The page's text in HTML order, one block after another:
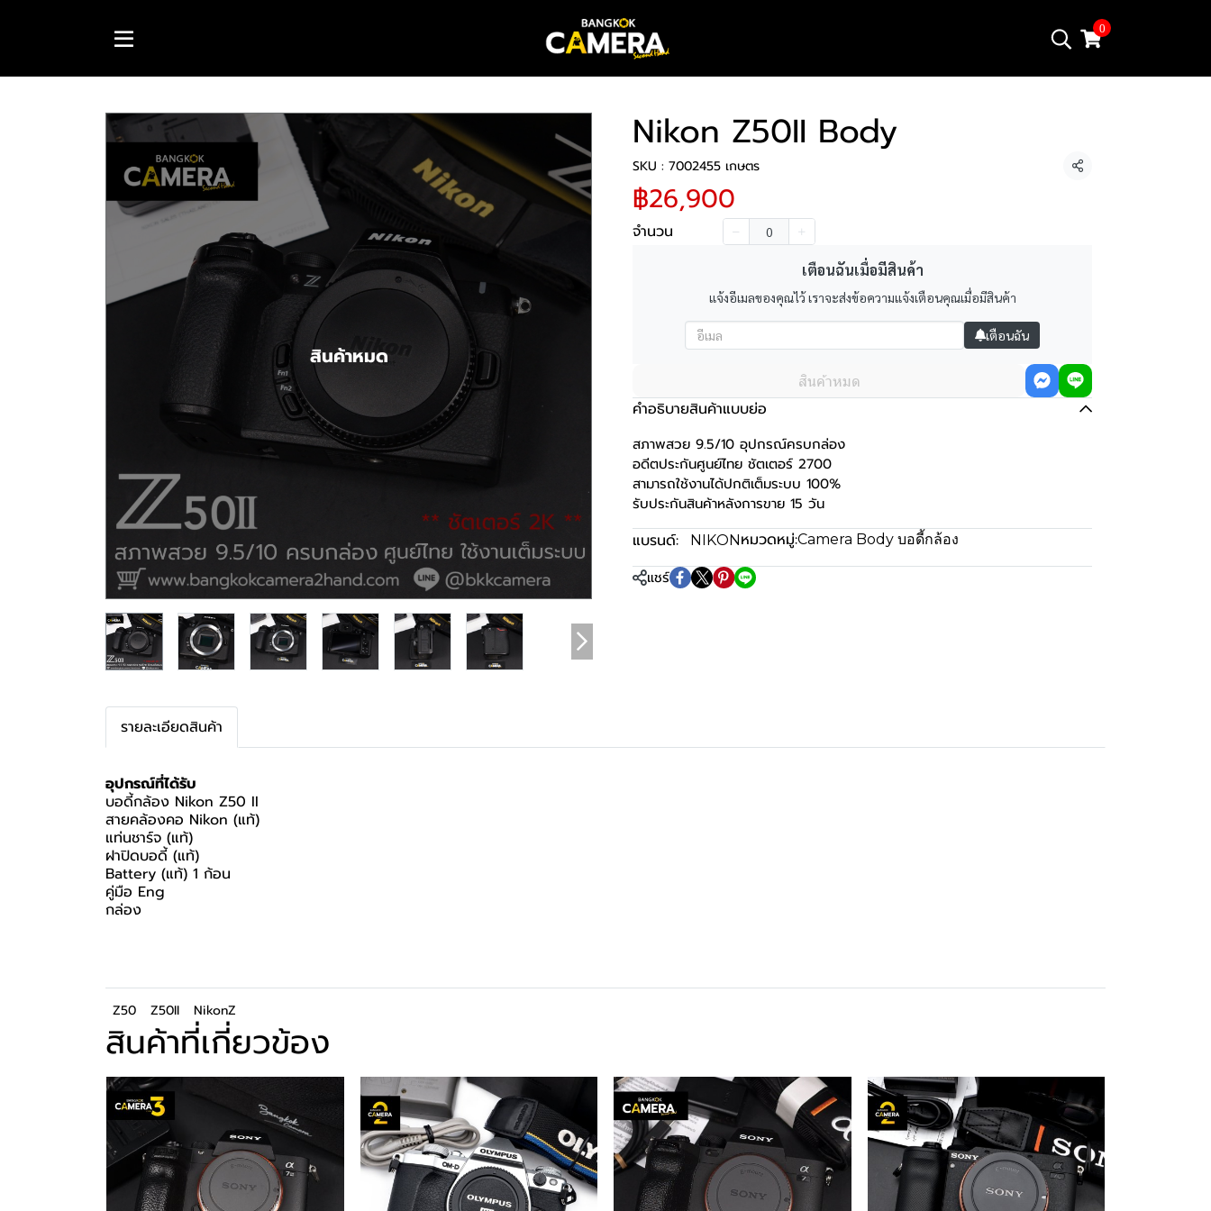
0
สินค้าหมด
Nikon Z50II Body
SKU : 7002455 เกษตร แชร์
฿26,900
จำนวน
เตือนฉันเมื่อมีสินค้า
แจ้งอีเมลของคุณไว้ เราจะส่งข้อความแจ้งเตือนคุณเมื่อมีสินค้า
เตือนฉัน
สินค้าหมด
คำอธิบายสินค้าแบบย่อ
สภาพสวย 9.5/10 อุปกรณ์ครบกล่อง
อดีตประกันศูนย์ไทย ชัตเตอร์ 2700
สามารถใช้งานได้ปกติเต็มระบบ 100%
รับประกันสินค้าหลังการขาย 15 วัน
แบรนด์: NIKONหมวดหมู่:Camera Body บอดี้กล้อง
แชร์
รายละเอียดสินค้า
อุปกรณ์ที่ได้รับ
บอดี้กล้อง Nikon Z50 II
สายคล้องคอ Nikon (แท้)
แท่นชาร์จ (แท้)
ฝาปิดบอดี้ (แท้)
Battery (แท้) 1 ก้อน
คู่มือ Eng
กล่อง
Z50 Z50II NikonZ
สินค้าที่เกี่ยวข้อง